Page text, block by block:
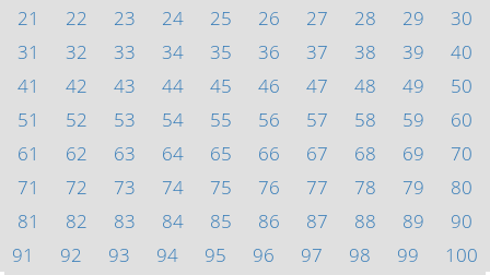
21
22 23 24 25 26 27 28 29
30
31
32 33 34 35 36 37 38 39
40
41
42 43 44 45 46 47 48 49
50
51
52 53 54 55 56 57 58 59
60
61
62 63 64 65 66 67 68 69
70
71
72 73 74 75 76 77 78 79
80
81
82 83 84 85 86 87 88 89
90
91
92 93 94 95 96 97 98 99
100